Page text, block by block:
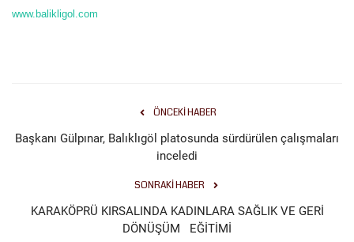
www.balikligol.com
ÖNCEKI HABER
Başkanı Gülpınar, Balıklıgöl platosunda sürdürülen çalışmaları
inceledi
SONRAKI HABER
KARAKÖPRÜ KIRSALINDA KADINLARA SAĞLIK VE GERİ
DÖNÜŞÜM EĞİTİMİ